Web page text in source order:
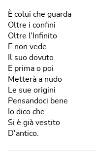
È colui che guarda
Oltre i confini
Oltre l'Infinito
E non vede
Il suo dovuto
E prima o poi
Metterà a nudo
Le sue origini
Pensandoci bene
Io dico che
Si è già vestito
D'antico.